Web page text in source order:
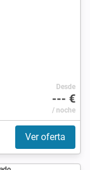
Desde
--- €
/ noche
Ver oferta